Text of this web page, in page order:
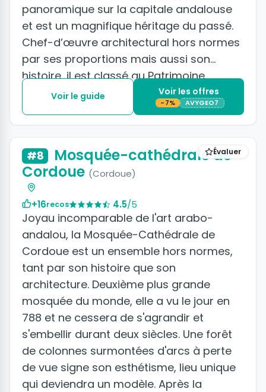
panoramique sur la capitale andalouse
et est un magnifique héritage du passé.
Chef-d’œuvre architectural hors normes
par ses proportions mais aussi son
histoire, il est classé au Patrimoine
mondial de l'UNESCO.
Voir le guide Voir les offres
-7% AVYGEO7
Évaluer
#8
Mosquée-cathédrale de
Cordoue (Cordoue)
+16recos 4.5/5
Joyau incomparable de l'art arabo-
andalou, la Mosquée-Cathédrale de
Cordoue est un ensemble hors normes,
tant par son histoire que son
architecture. Deuxième plus grande
mosquée du monde, elle a vu le jour en
788 et ne cessera de s'agrandir et
s'embellir durant deux siècles. Une forêt
de colonnes surmontées d'arcs à perte
de vue signe son esthétisme, lieu unique
qui deviendra un modèle. Après la